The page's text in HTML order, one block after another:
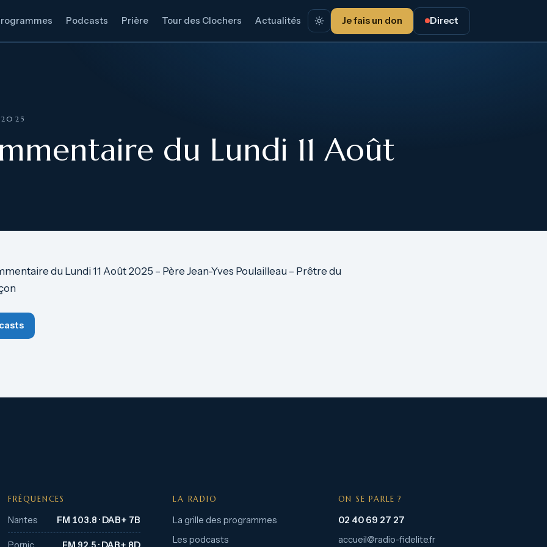
Podcasts Prière Tour des Clochers Actualités Je fais un don Direct
du Lundi 11 Août
du Lundi 11 Août 2025 – Père Jean-Yves Poulailleau – Prêtre du
FRÉQUENCES
Nantes FM 103.8 · DAB+ 7B
LA RADIO
La grille des programmes
Les podcasts
ON SE PARLE ?
02 40 69 27 27
accueil@radio-fidelite.fr